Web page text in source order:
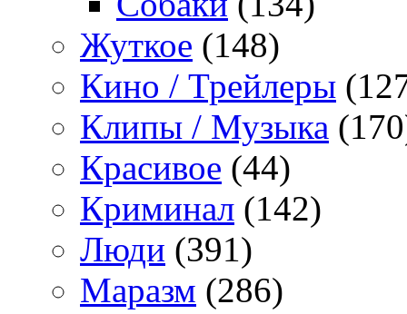
Жуткое (148)
Кино / Трейлеры
Клипы / Музыка
Красивое (44)
Криминал (142)
Люди (391)
Маразм (286)